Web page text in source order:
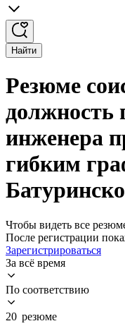
Найти
Резюме
должность
инженера
гибким
Чтобы видеть все
После регистрации
Зарегистрироваться
За всё время
По соответствию
20 резюме